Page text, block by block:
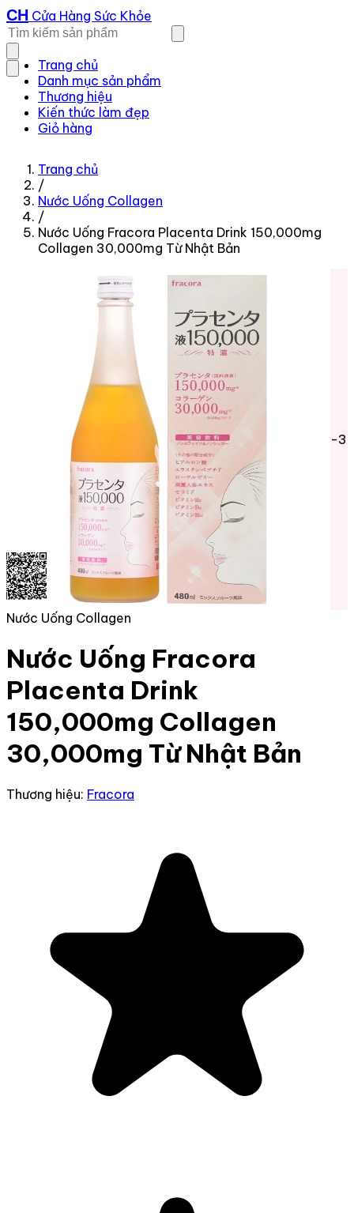
CH Cửa Hàng Sức Khỏe
Trang chủ
Danh mục sản phẩm
Thương hiệu
Kiến thức làm đẹp
Giỏ hàng
Trang chủ
/
Nước Uống Collagen
/
Nước Uống Fracora Placenta Drink 150,000mg
Collagen 30,000mg Từ Nhật Bản
-
Nước Uống Collagen
Nước Uống Fracora
Placenta Drink
150,000mg Collagen
30,000mg Từ Nhật Bản
Thương hiệu: Fracora